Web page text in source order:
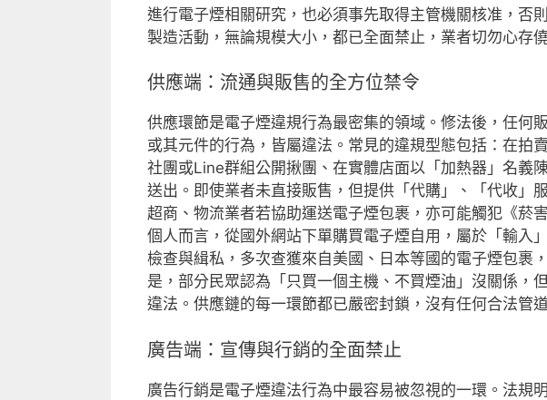
進行電子煙相關研究，也必須事先取得主管機關核准，否
製造活動，無論規模大小，都已全面禁止，業者切勿心存
供應端：流通與販售的全方位禁令
供應環節是電子煙違規行為最密集的領域。修法後，任何
或其元件的行為，皆屬違法。常見的違規型態包括：在拍
社團或Line群組公開揪團、在實體店面以「加熱器」名義
送出。即使業者未直接販售，但提供「代購」、「代收」
超商、物流業者若協助運送電子煙包裹，亦可能觸犯《菸
個人而言，從國外網站下單購買電子煙自用，屬於「輸入
檢查與緝私，多次查獲來自美國、日本等國的電子煙包裹
是，部分民眾認為「只買一個主機、不買煙油」沒關係，
違法。供應鏈的每一環節都已嚴密封鎖，沒有任何合法管
廣告端：宣傳與行銷的全面禁止
廣告行銷是電子煙違法行為中最容易被忽視的一環。法規